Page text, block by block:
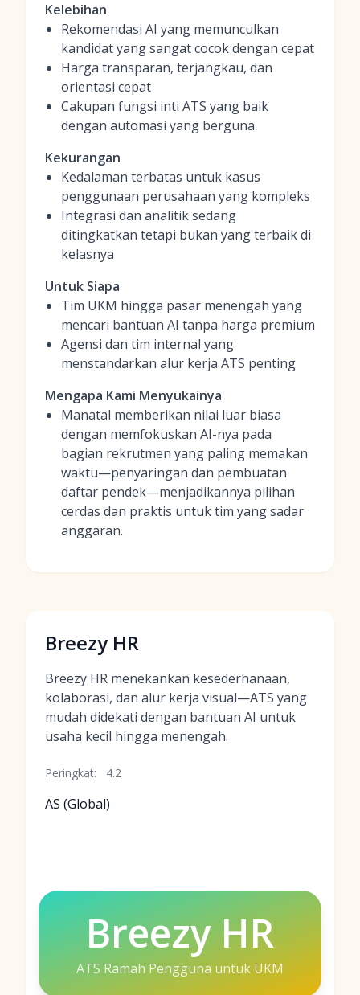
Kelebihan
Rekomendasi AI yang memunculkan
kandidat yang sangat cocok dengan cepat
Harga transparan, terjangkau, dan
orientasi cepat
Cakupan fungsi inti ATS yang baik
dengan automasi yang berguna
Kekurangan
Kedalaman terbatas untuk kasus
penggunaan perusahaan yang kompleks
Integrasi dan analitik sedang
ditingkatkan tetapi bukan yang terbaik di
kelasnya
Untuk Siapa
Tim UKM hingga pasar menengah yang
mencari bantuan AI tanpa harga premium
Agensi dan tim internal yang
menstandarkan alur kerja ATS penting
Mengapa Kami Menyukainya
Manatal memberikan nilai luar biasa
dengan memfokuskan AI-nya pada
bagian rekrutmen yang paling memakan
waktu—penyaringan dan pembuatan
daftar pendek—menjadikannya pilihan
cerdas dan praktis untuk tim yang sadar
anggaran.
Breezy HR
Breezy HR menekankan kesederhanaan,
kolaborasi, dan alur kerja visual—ATS yang
mudah didekati dengan bantuan AI untuk
usaha kecil hingga menengah.
Peringkat: 4.2
AS (Global)
Breezy HR
ATS Ramah Pengguna untuk UKM